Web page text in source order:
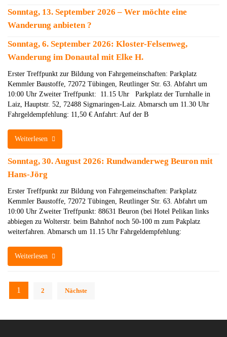
Sonntag, 13. September 2026 – Wer möchte eine
Wanderung anbieten ?
Sonntag, 6. September 2026: Kloster-Felsenweg,
Wanderung im Donautal mit Elke H.
Erster Treffpunkt zur Bildung von Fahrgemeinschaften: Parkplatz
Kemmler Baustoffe, 72072 Tübingen, Reutlinger Str. 63. Abfahrt um
10:00 Uhr Zweiter Treffpunkt: 11.15 Uhr Parkplatz der Turnhalle in
Laiz, Hauptstr. 52, 72488 Sigmaringen-Laiz. Abmarsch um 11.30 Uhr
Fahrgeldempfehlung: 11,50 € Anfahrt: Auf der B
Weiterlesen
Sonntag, 30. August 2026: Rundwanderweg Beuron mit
Hans-Jörg
Erster Treffpunkt zur Bildung von Fahrgemeinschaften: Parkplatz
Kemmler Baustoffe, 72072 Tübingen, Reutlinger Str. 63. Abfahrt um
10:00 Uhr Zweiter Treffpunkt: 88631 Beuron (bei Hotel Pelikan links
abbiegen zu Wolterstr. beim Bahnhof noch 50-100 m zum Pakplatz
weiterfahren. Abmarsch um 11.15 Uhr Fahrgeldempfehlung:
Weiterlesen
Seitennummerierung
der
1 2 Nächste